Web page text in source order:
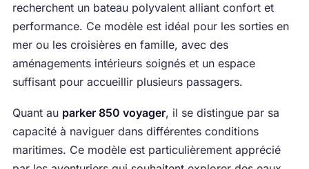
recherchent un bateau polyvalent alliant confort et
performance. Ce modèle est idéal pour les sorties en
mer ou les croisières en famille, avec des
aménagements intérieurs soignés et un espace
suffisant pour accueillir plusieurs passagers.
Quant au parker 850 voyager, il se distingue par sa
capacité à naviguer dans différentes conditions
maritimes. Ce modèle est particulièrement apprécié